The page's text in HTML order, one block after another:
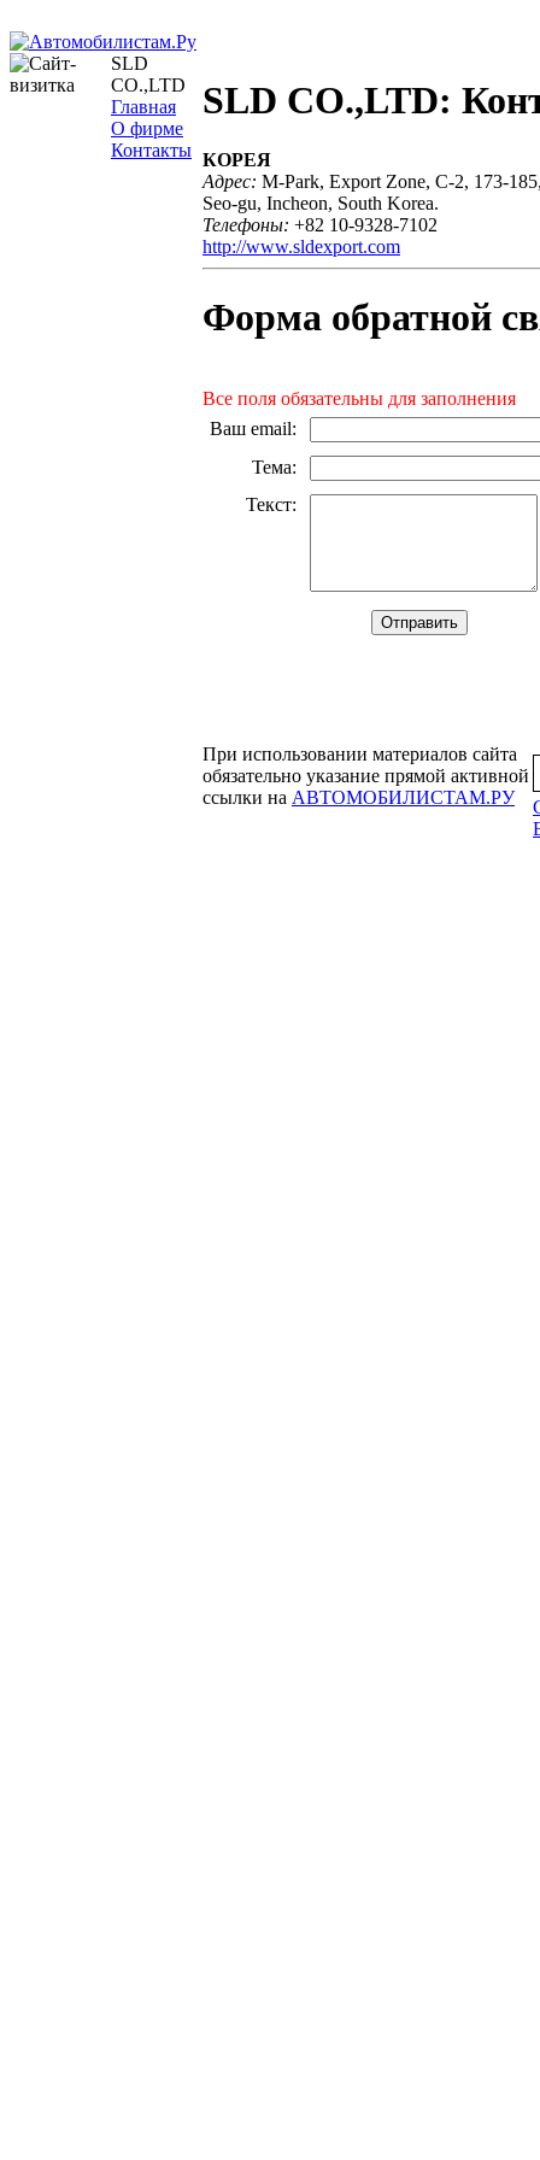
SLD
CO.,LTD
Главная
О фирме
Контакты
SLD CO.,LTD:
КОРЕЯ
Адрес: M-Park, Export Zone, C-2, 173-
Seo-gu, Incheon, South Korea.
Телефоны: +82 10-9328-7102
http://www.sldexport.com
Форма обратной
Все поля обязательны для заполнения
Ваш email:
Тема:
Текст:
При использовании материалов сайта
обязательно указание прямой активной
ссылки на АВТОМОБИЛИСТАМ.РУ